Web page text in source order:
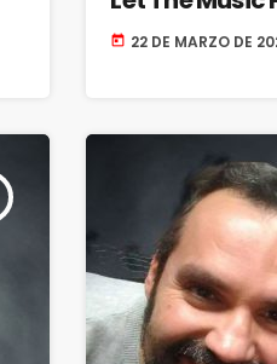
today 22 DE MARZO DE